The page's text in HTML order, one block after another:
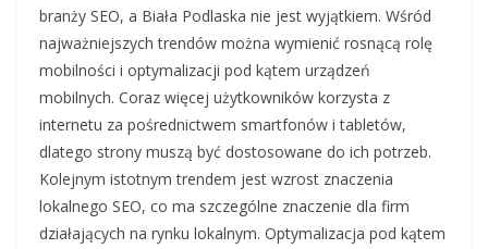
branży SEO, a Biała Podlaska nie jest wyjątkiem. Wśród
najważniejszych trendów można wymienić rosnącą rolę
mobilności i optymalizacji pod kątem urządzeń
mobilnych. Coraz więcej użytkowników korzysta z
internetu za pośrednictwem smartfonów i tabletów,
dlatego strony muszą być dostosowane do ich potrzeb.
Kolejnym istotnym trendem jest wzrost znaczenia
lokalnego SEO, co ma szczególne znaczenie dla firm
działających na rynku lokalnym. Optymalizacja pod kątem